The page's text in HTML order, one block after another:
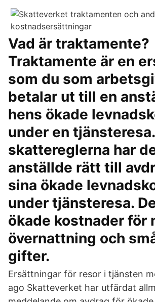
Vad är traktamente?
Traktamente är en
som du som
betalar ut till en
hens ökade
under en
skattereglerna har
anställde rätt till
sina ökade
under tjänsteresa.
ökade kostnader för
övernattning och
gifter.
Ersättningar för resor i tjänsten
ago Skatteverket har utfärdat